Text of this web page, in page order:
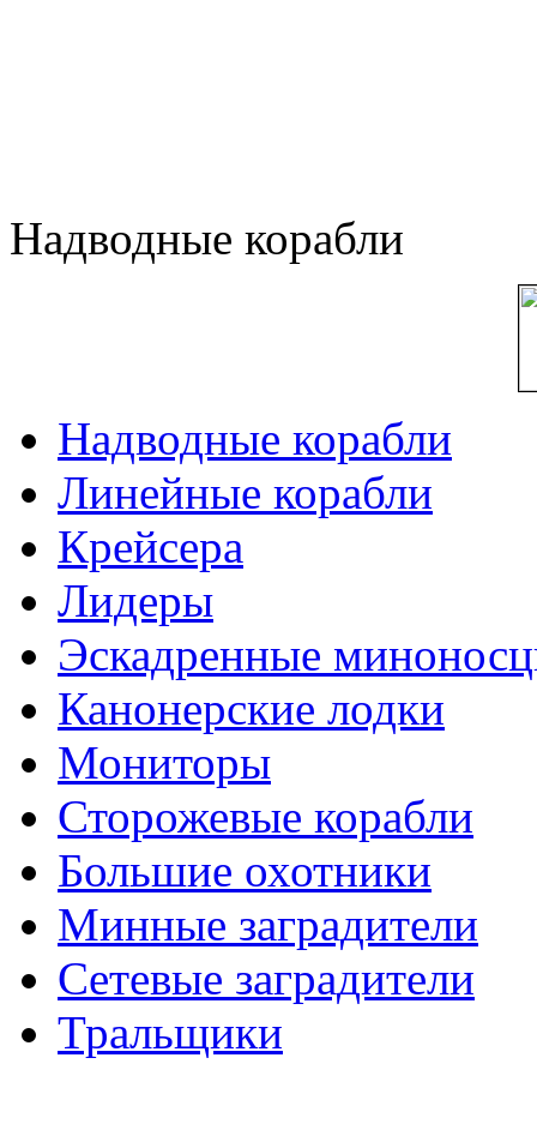
Надводные корабли
Надводные корабли
Линейные корабли
Крейсера
Лидеры
Эскадренные
Канонерские лодки
Мониторы
Сторожевые корабли
Большие охотники
Минные заградители
Сетевые заградители
Тральщики